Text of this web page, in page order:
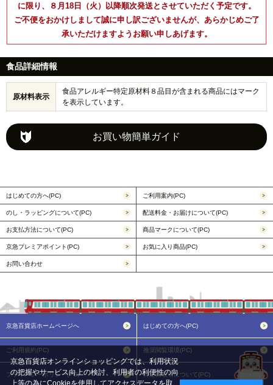
に限り、８月18日（火）以降順次発送とさせていただく予定です。
ご不便をおかけしまして誠に申し訳ございませんが、あらかじめご了
承いただけますようお願い申しあげます。
食品詳細情報
原材料表示
食品アレルギー特定原材料８品目が含まれる商品にはマーク
を表示しています。
お買い物簡単ガイド
はじめての方へ(PC) ご利用案内(PC)
のし・ラッピングについて(PC) 配送料金・お届けについて(PC)
お支払方法について(PC) 商品マークについて(PC)
京急プレミアポイント(PC) お気に入り商品(PC)
お問い合わせ
京急百貨店ホームページへ はじめての方へ(PC)
ご利用規約(PC) 推奨閲覧環境(PC)
プライバシーポリシー(PC) 特定商取引について(PC)
京急百貨店オンラインショッピングでは、利用状況
の把握やサービス向上の検討、利用者の利便性の向